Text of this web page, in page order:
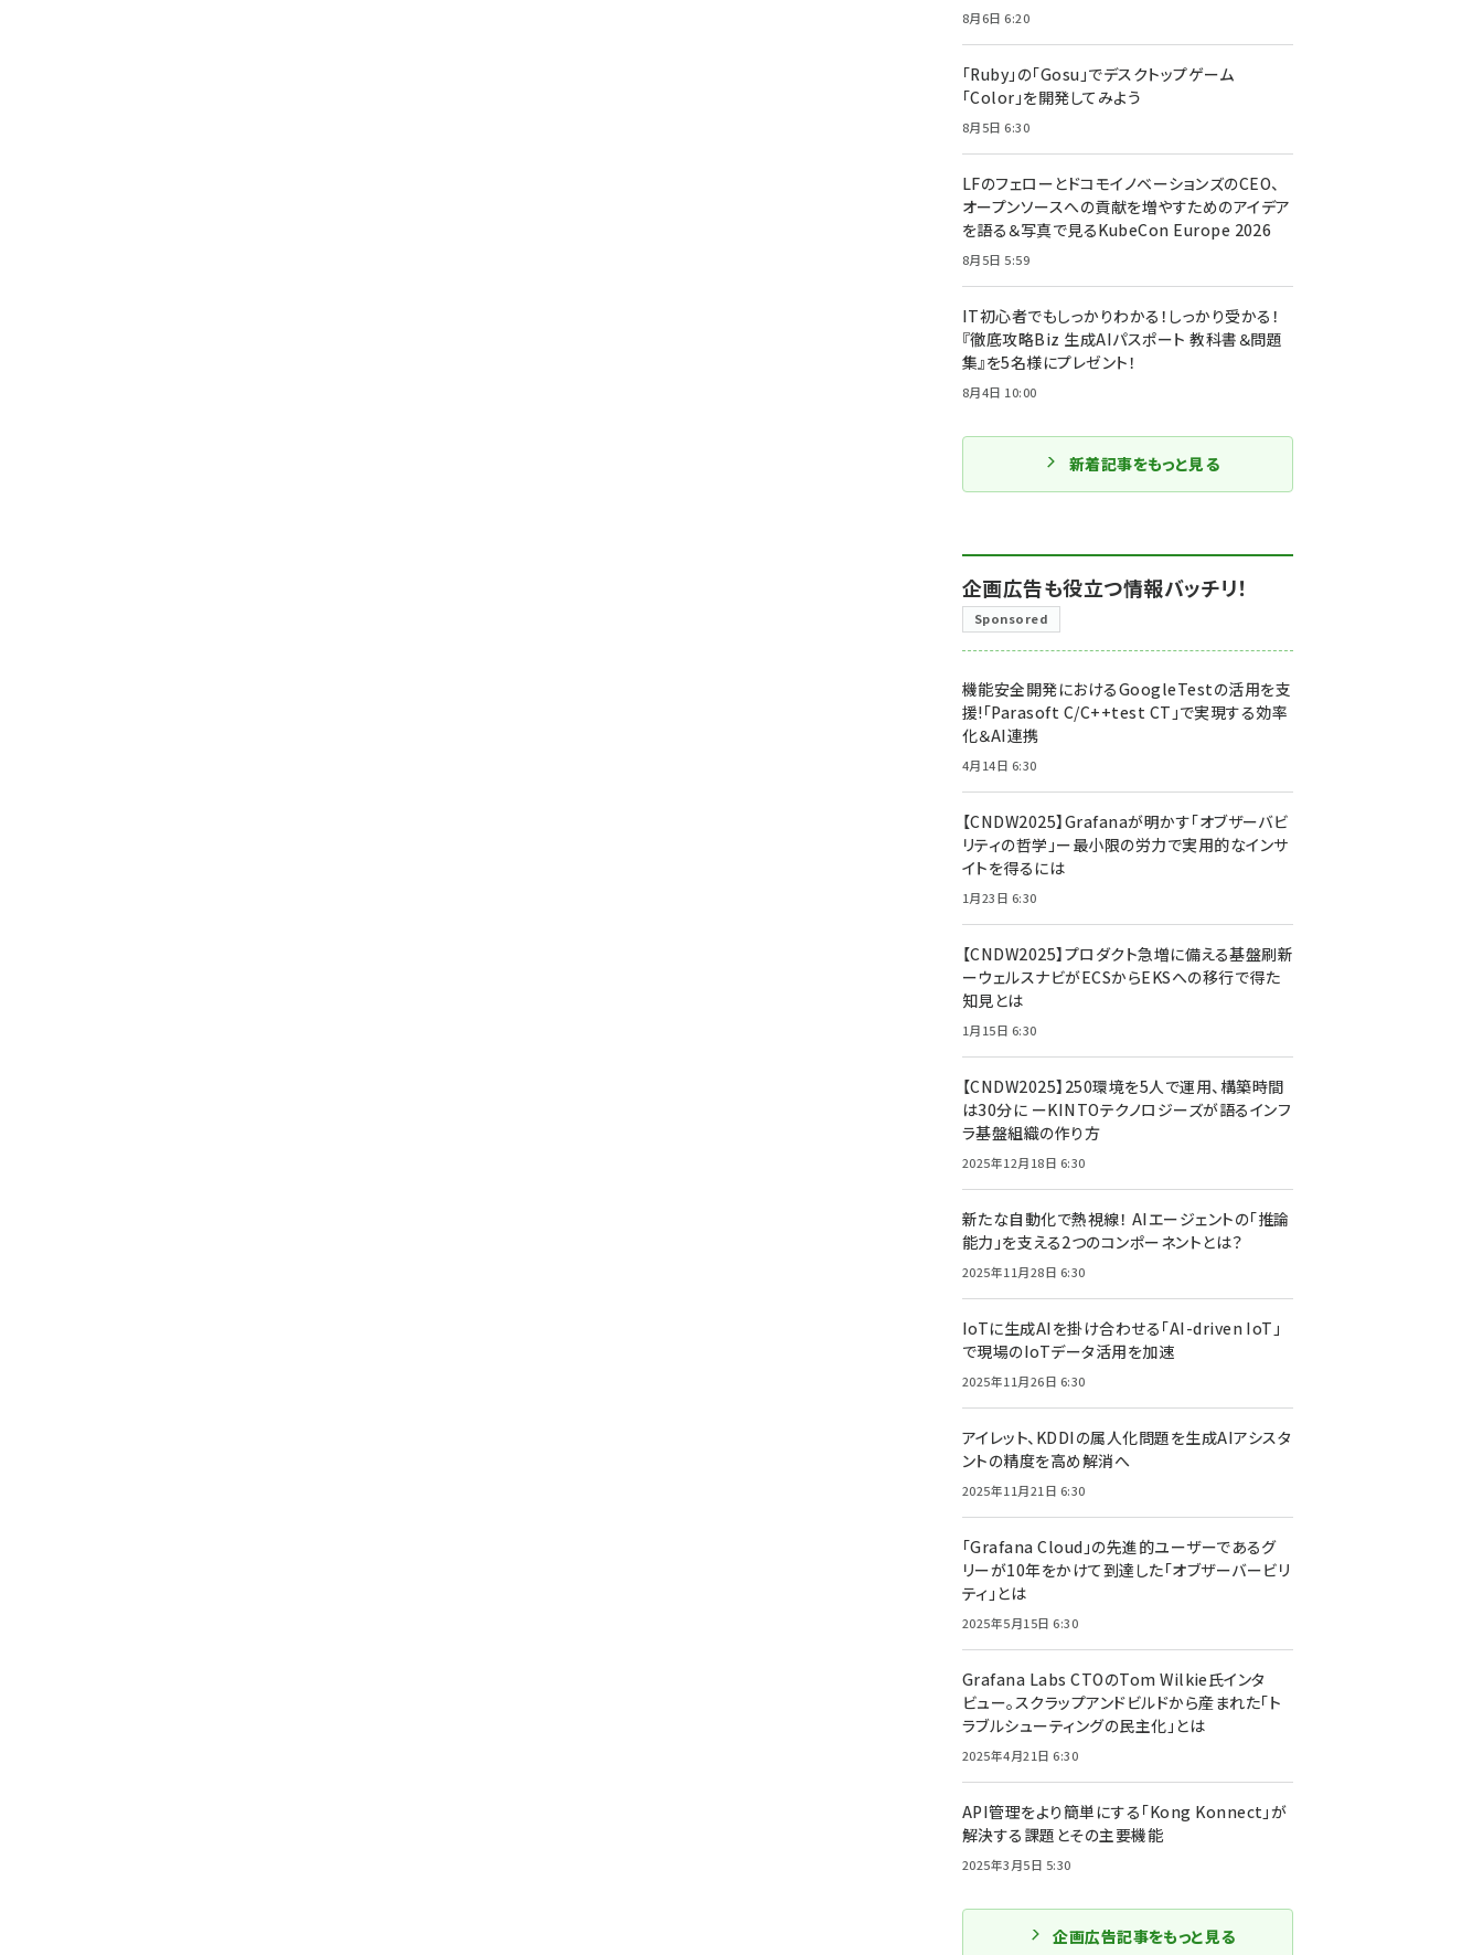
8月6日 6:20
「Ruby」の「Gosu」でデスクトップゲーム
「Color」を開発してみよう
8月5日 6:30
LFのフェローとドコモイノベーションズのCEO、
オープンソースへの貢献を増やすためのアイデア
を語る＆写真で見るKubeCon Europe 2026
8月5日 5:59
IT初心者でもしっかりわかる！しっかり受かる！
『徹底攻略Biz 生成AIパスポート 教科書＆問題
集』を5名様にプレゼント！
8月4日 10:00
新着記事をもっと見る
企画広告も役立つ情報バッチリ！
Sponsored
機能安全開発におけるGoogleTestの活用を支
援!「Parasoft C/C++test CT」で実現する効率
化＆AI連携
4月14日 6:30
【CNDW2025】Grafanaが明かす「オブザーバビ
リティの哲学」ー最小限の労力で実用的なインサ
イトを得るには
1月23日 6:30
【CNDW2025】プロダクト急増に備える基盤刷新
ーウェルスナビがECSからEKSへの移行で得た
知見とは
1月15日 6:30
【CNDW2025】250環境を5人で運用、構築時間
は30分に ーKINTOテクノロジーズが語るインフ
ラ基盤組織の作り方
2025年12月18日 6:30
新たな自動化で熱視線！ AIエージェントの「推論
能力」を支える2つのコンポーネントとは？
2025年11月28日 6:30
IoTに生成AIを掛け合わせる「AI-driven IoT」
で現場のIoTデータ活用を加速
2025年11月26日 6:30
アイレット、KDDIの属人化問題を生成AIアシスタ
ントの精度を高め解消へ
2025年11月21日 6:30
「Grafana Cloud」の先進的ユーザーであるグ
リーが10年をかけて到達した「オブザーバービリ
ティ」とは
2025年5月15日 6:30
Grafana Labs CTOのTom Wilkie氏インタ
ビュー。スクラップアンドビルドから産まれた「ト
ラブルシューティングの民主化」とは
2025年4月21日 6:30
API管理をより簡単にする「Kong Konnect」が
解決する課題とその主要機能
2025年3月5日 5:30
企画広告記事をもっと見る